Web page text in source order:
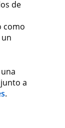
de
como
a
.